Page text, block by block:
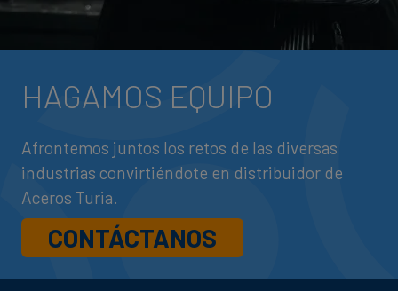
HAGAMOS EQUIPO
Afrontemos juntos los retos de las diversas
industrias convirtiéndote en distribuidor de
Aceros Turia.
CONTÁCTANOS